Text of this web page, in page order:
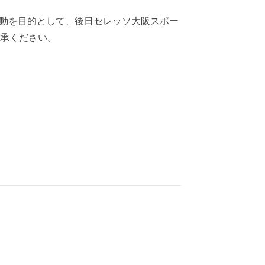
を目的として、後日セレッソ大阪スポー
ください。